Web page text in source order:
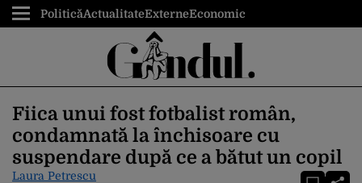
PoliticăActualitateExterneEconomic
Fiica unui fost fotbalist român,
condamnată la închisoare cu
suspendare după ce a bătut un copil
Laura Petrescu